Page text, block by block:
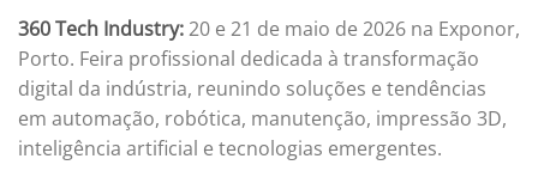
360 Tech Industry:20 e 21 de maio de 2026 na Exponor,
Porto. Feira profissional dedicada à transformação
digital da indústria, reunindo soluções e tendências
em automação, robótica, manutenção, impressão 3D,
inteligência artificial e tecnologias emergentes.